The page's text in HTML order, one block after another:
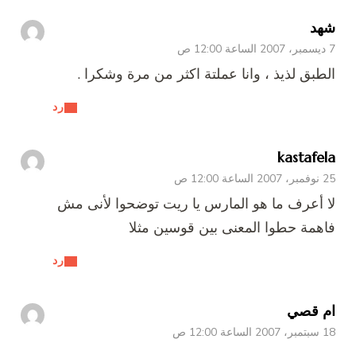
شهد
7 ديسمبر، 2007 الساعة 12:00 ص
رد
الطبق لذيذ ، وانا عملتة اكثر من مرة وشكرا .
kastafela
25 نوفمبر، 2007 الساعة 12:00 ص
رد
لا أعرف ما هو المارس يا ريت توضحوا لأنى مش
فاهمة حطوا المعنى بين قوسين مثلا
ام قصي
18 سبتمبر، 2007 الساعة 12:00 ص